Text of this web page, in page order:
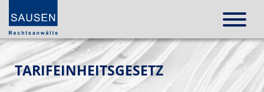
TARIFEINHEITSGESETZ